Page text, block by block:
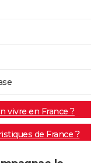
vivre en France ?
de France ?